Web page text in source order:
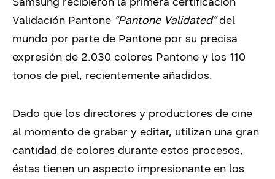
Validación Pantone “Pantone Validated”del
mundo por parte de Pantone por su precisa
expresión de 2.030 colores Pantone y los 110
tonos de piel, recientemente añadidos.
Dado que los directores y productores de cine
al momento de grabar y editar, utilizan una gran
cantidad de colores durante estos procesos,
éstas tienen un aspecto impresionante en los